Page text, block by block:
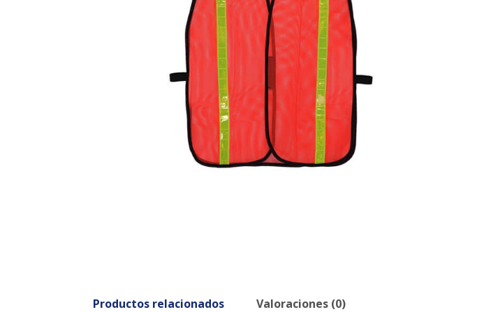
Productos relacionados Valoraciones (0)